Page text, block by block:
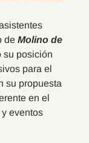
de Molino de
su posición
para el
su propuesta
en el
eventos